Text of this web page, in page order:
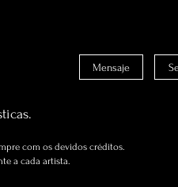
com os devidos créditos.
a cada artista.
Mensaje